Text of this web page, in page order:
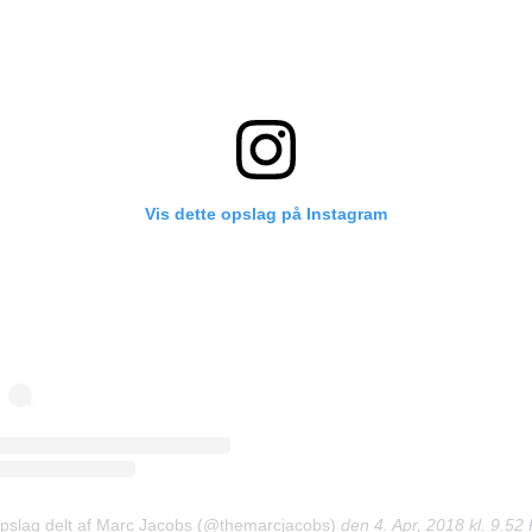
Vis dette opslag på Instagram
delt af Marc Jacobs (@themarcjacobs) den 4. Apr, 2018 kl. 9.52